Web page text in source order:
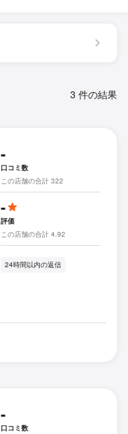
3 件の結果
-
口コミ数
この店舗の合計 322
-
評価
この店舗の合計 4.92
24時間以内の返信
-
口コミ数